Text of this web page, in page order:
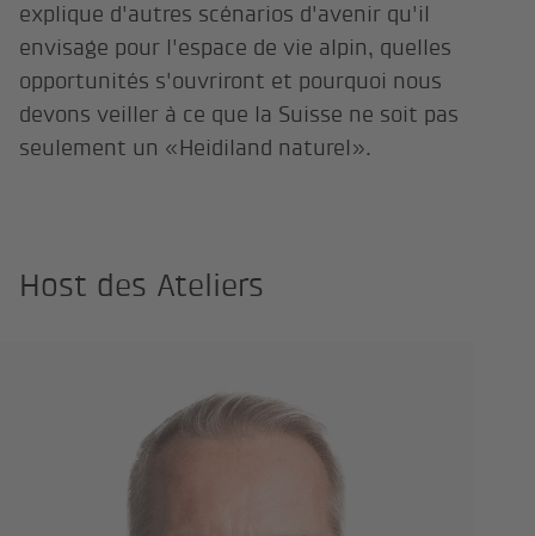
explique d'autres scénarios d'avenir qu'il
envisage pour l'espace de vie alpin, quelles
opportunités s'ouvriront et pourquoi nous
devons veiller à ce que la Suisse ne soit pas
seulement un «Heidiland naturel».
Host des Ateliers